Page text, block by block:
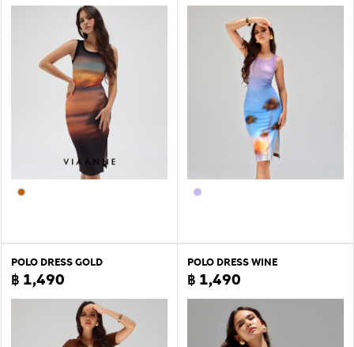
POLO DRESS GOLD
฿ 1,490
POLO DRESS WINE
฿ 1,490